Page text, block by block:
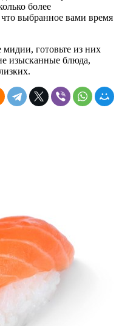
более
выбранное вами время
готовьте из них
изысканные блюда,